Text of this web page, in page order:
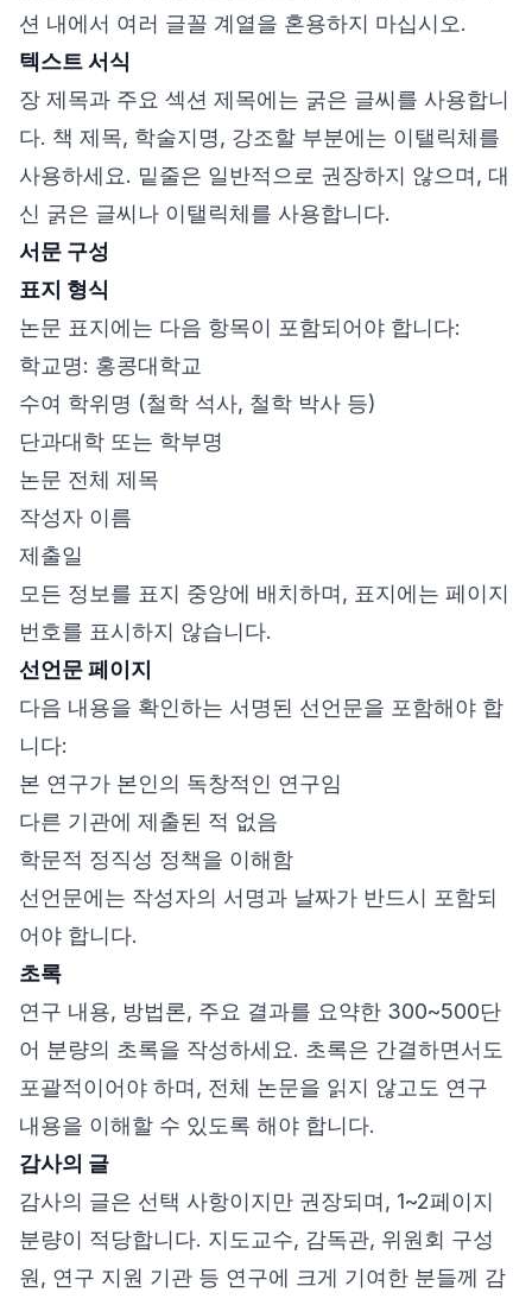
션 내에서 여러 글꼴 계열을 혼용하지 마십시오.
텍스트 서식
장 제목과 주요 섹션 제목에는 굵은 글씨를 사용합니
다. 책 제목, 학술지명, 강조할 부분에는 이탤릭체를
사용하세요. 밑줄은 일반적으로 권장하지 않으며, 대
신 굵은 글씨나 이탤릭체를 사용합니다.
서문 구성
표지 형식
논문 표지에는 다음 항목이 포함되어야 합니다:
학교명: 홍콩대학교
수여 학위명 (철학 석사, 철학 박사 등)
단과대학 또는 학부명
논문 전체 제목
작성자 이름
제출일
모든 정보를 표지 중앙에 배치하며, 표지에는 페이지
번호를 표시하지 않습니다.
선언문 페이지
다음 내용을 확인하는 서명된 선언문을 포함해야 합
니다:
본 연구가 본인의 독창적인 연구임
다른 기관에 제출된 적 없음
학문적 정직성 정책을 이해함
선언문에는 작성자의 서명과 날짜가 반드시 포함되
어야 합니다.
초록
연구 내용, 방법론, 주요 결과를 요약한 300~500단
어 분량의 초록을 작성하세요. 초록은 간결하면서도
포괄적이어야 하며, 전체 논문을 읽지 않고도 연구
내용을 이해할 수 있도록 해야 합니다.
감사의 글
감사의 글은 선택 사항이지만 권장되며, 1~2페이지
분량이 적당합니다. 지도교수, 감독관, 위원회 구성
원, 연구 지원 기관 등 연구에 크게 기여한 분들께 감